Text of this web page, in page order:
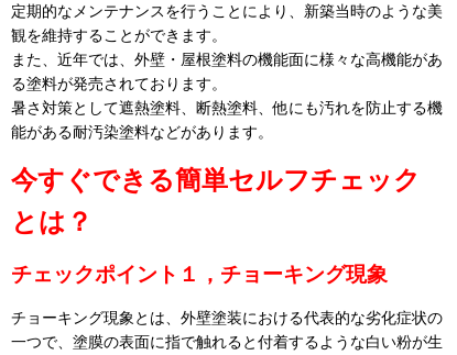
定期的なメンテナンスを行うことにより、新築当時のような美
観を維持することができます。
また、近年では、外壁・屋根塗料の機能面に様々な高機能があ
る塗料が発売されております。
暑さ対策として遮熱塗料、断熱塗料、他にも汚れを防止する機
能がある耐汚染塗料などがあります。
今すぐできる簡単セルフチェック
とは？
チェックポイント１，チョーキング現象
チョーキング現象とは、外壁塗装における代表的な劣化症状の
一つで、塗膜の表面に指で触れると付着するような白い粉が生